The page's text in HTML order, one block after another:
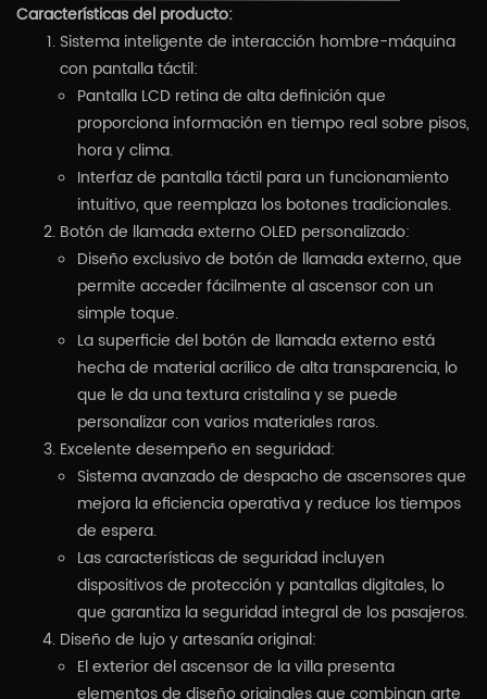
Características del producto:
Sistema inteligente de interacción hombre-máquina
con pantalla táctil:
Pantalla LCD retina de alta definición que
proporciona información en tiempo real sobre pisos,
hora y clima.
Interfaz de pantalla táctil para un funcionamiento
intuitivo, que reemplaza los botones tradicionales.
Botón de llamada externo OLED personalizado:
Diseño exclusivo de botón de llamada externo, que
permite acceder fácilmente al ascensor con un
simple toque.
La superficie del botón de llamada externo está
hecha de material acrílico de alta transparencia, lo
que le da una textura cristalina y se puede
personalizar con varios materiales raros.
Excelente desempeño en seguridad:
Sistema avanzado de despacho de ascensores que
mejora la eficiencia operativa y reduce los tiempos
de espera.
Las características de seguridad incluyen
dispositivos de protección y pantallas digitales, lo
que garantiza la seguridad integral de los pasajeros.
Diseño de lujo y artesanía original:
El exterior del ascensor de la villa presenta
elementos de diseño originales que combinan arte